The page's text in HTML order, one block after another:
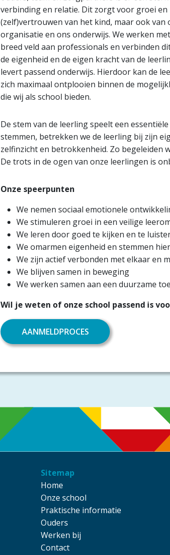
verbinding en relatie. Dit zorgt voor groei en
(zelf)vertrouwen van het kind, maar ook van
organisatie en ons onderwijs. We werken
breed veld aan professionals en verbinden
de eigenheid en de eigen kracht van de
levert passend onderwijs. Hierdoor kan de
zich maximaal ontplooien binnen de
die wij als school bieden.
De stem van de leerling speelt een
stemmen, betrekken we de leerling bij zijn
zelfinzicht en betrokkenheid. Zo begeleiden
De trots in de ogen van onze leerlingen is
Onze speerpunten
We nemen sociaal emotionele
We stimuleren groei in een veilige
We leren door goed te kijken en te
We omarmen eigenheid en stemmen
We zijn actief verbonden met elkaar en
We blijven samen in beweging
We werken samen aan een duurzame
Wil je weten of onze school passend is
AANMELDPROCES
Sitemap
Main navigation
Home
Onze school
Praktische informatie
Ouders
Werken bij
Contact